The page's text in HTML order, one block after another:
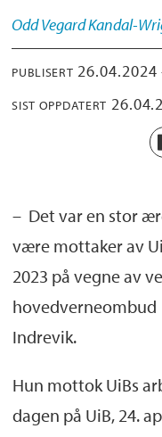
Odd VegardKandal-
PUBLISERT
SIST OPPDATERT
– Det var en stor
være mottaker av
2023 på vegne av
hovedverneombud
Indrevik.
Hun mottok UiBs
dagen på UiB, 24.